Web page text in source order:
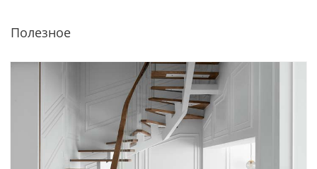
Полезное